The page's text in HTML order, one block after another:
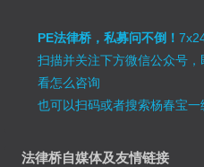
PE法律桥，私募问不倒！
扫描并关注下方微信公众号，
看怎么咨询
也可以扫码或者搜索杨春宝
法律桥自媒体及友情链接